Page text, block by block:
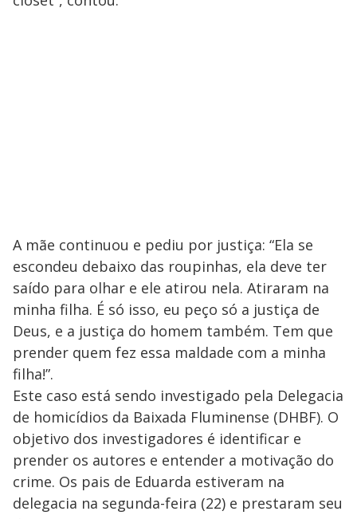
A mãe continuou e pediu por justiça: “Ela se
escondeu debaixo das roupinhas, ela deve ter
saído para olhar e ele atirou nela. Atiraram na
minha filha. É só isso, eu peço só a justiça de
Deus, e a justiça do homem também. Tem que
prender quem fez essa maldade com a minha
filha!”.
Este caso está sendo investigado pela Delegacia
de homicídios da Baixada Fluminense (DHBF). O
objetivo dos investigadores é identificar e
prender os autores e entender a motivação do
crime. Os pais de Eduarda estiveram na
delegacia na segunda-feira (22) e prestaram seu